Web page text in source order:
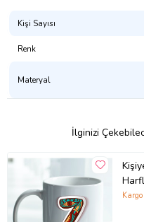
Kişi Sayısı
Renk
Materyal
İlginizi